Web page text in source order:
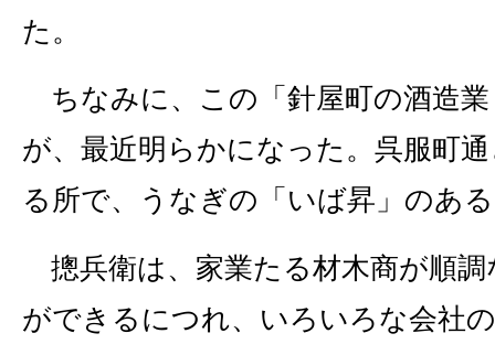
た。
ちなみに、この「針屋町の酒造業
が、最近明らかになった。呉服町
る所で、うなぎの「いば昇」のあ
摠兵衛は、家業たる材木商が順調
ができるにつれ、いろいろな会社